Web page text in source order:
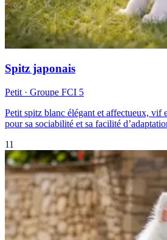
Spitz japonais
Petit · Groupe FCI 5
Petit spitz blanc élégant et affectueux, vif
pour sa sociabilité et sa facilité
11